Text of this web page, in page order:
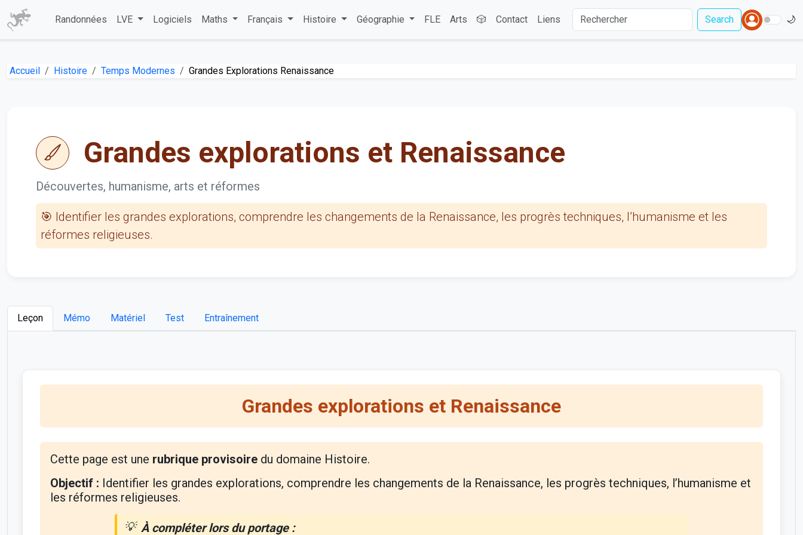
Randonnées LVE Logiciels Maths Français Histoire Géographie FLE Arts 🎲 Contact Liens Search 🌙
Accueil Histoire Temps Modernes Grandes Explorations Renaissance
Grandes explorations et Renaissance
Découvertes, humanisme, arts et réformes
🎯 Identifier les grandes explorations, comprendre les changements de la Renaissance, les progrès techniques, l’humanisme et les
réformes religieuses.
Leçon Mémo Matériel Test Entraînement
Grandes explorations et Renaissance
Cette page est une rubrique provisoiredu domaine Histoire.
Objectif : Identifier les grandes explorations, comprendre les changements de la Renaissance, les progrès techniques, l’humanisme et
les réformes religieuses.
À compléter lors du portage :